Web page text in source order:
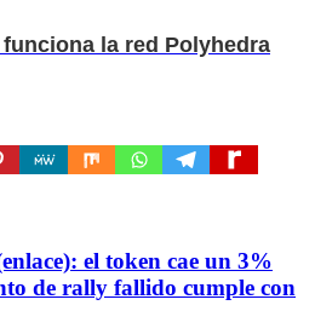
la red Polyhedra
el token cae un 3%
de rally fallido cumple con